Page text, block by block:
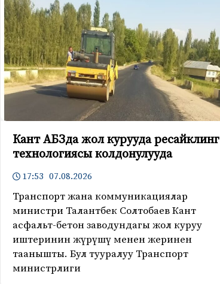
Кант АБЗда жол курууда ресайклинг
технологиясы колдонулууда
17:53 07.08.2026
Транспорт жана коммуникациялар
министри Талантбек Солтобаев Кант
асфальт-бетон заводундагы жол куруу
иштеринин жүрүшү менен жеринен
таанышты. Бул тууралуу Транспорт
министрлиги